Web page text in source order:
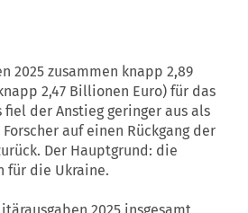
2025 zusammen knapp 2,89
2,47 Billionen Euro) für das
der Anstieg geringer aus als
auf einen Rückgang der
Der Hauptgrund: die
für die Ukraine.